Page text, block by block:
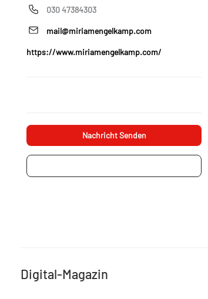
030 47384303
mail@miriamengelkamp.com
https://www.miriamengelkamp.com/
Nachricht Senden
Digital-Magazin